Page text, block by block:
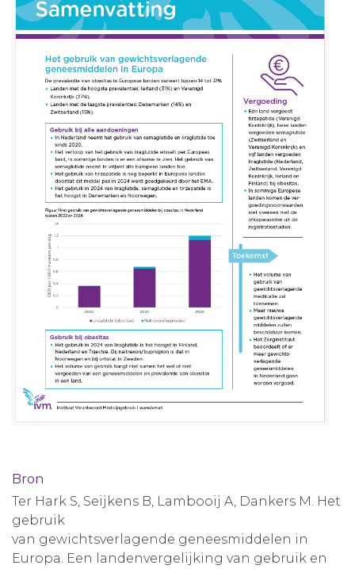
Bron
Ter Hark S, Seijkens B, Lambooij A, Dankers M. Het
gebruik
van gewichtsverlagende geneesmiddelen in
Europa. Een landenvergelijking van gebruik en